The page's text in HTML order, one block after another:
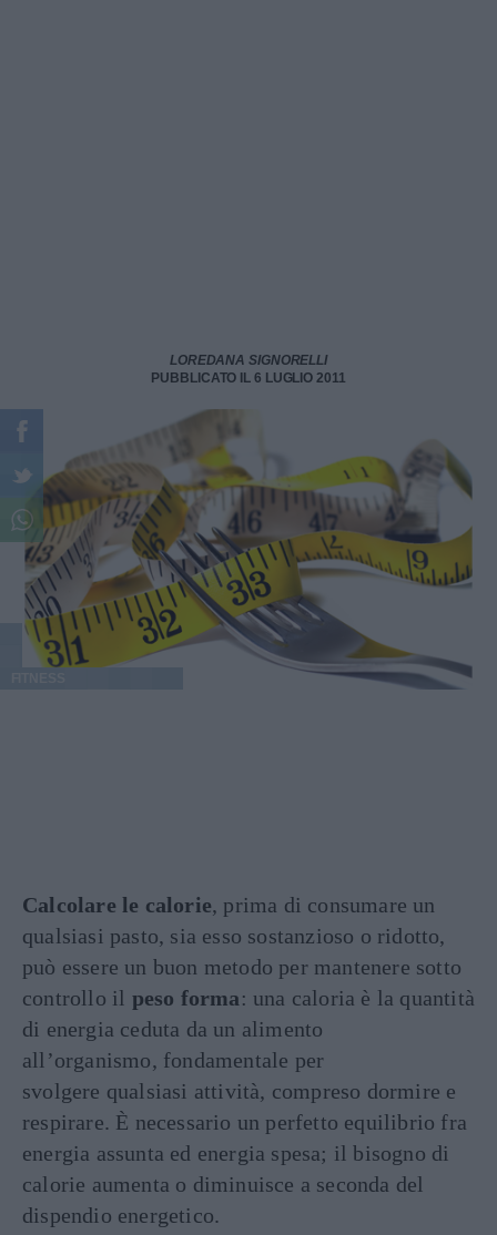
LOREDANA SIGNORELLI
PUBBLICATO IL 6 LUGLIO 2011
Calcolare le calorie, prima di consumare un
qualsiasi pasto, sia esso sostanzioso o ridotto,
può essere un buon metodo per mantenere sotto
controllo il peso forma: una caloria è la quantità
di energia ceduta da un alimento
all’organismo, fondamentale per
svolgere qualsiasi attività, compreso dormire e
respirare. È necessario un perfetto equilibrio fra
energia assunta ed energia spesa; il bisogno di
calorie aumenta o diminuisce a seconda del
dispendio energetico.